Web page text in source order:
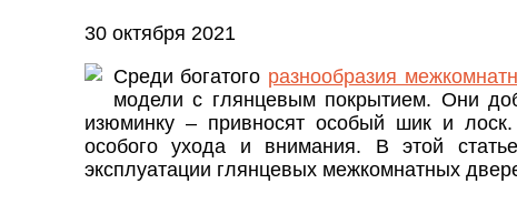
30 октября 2021
Среди богатого разнообразия
модели с глянцевым покрытием. Они
изюминку – привносят особый шик и
особого ухода и внимания. В этой
эксплуатации глянцевых межкомнатных